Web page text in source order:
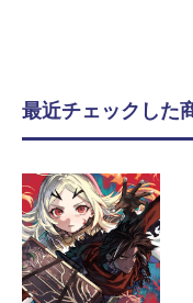
最近チェックした